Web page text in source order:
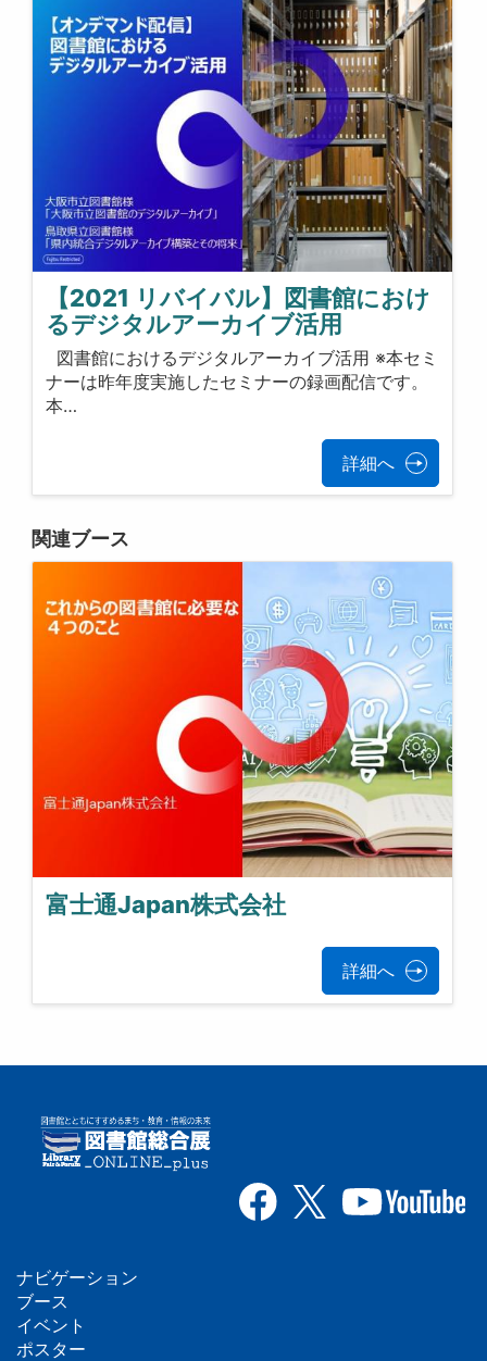
【2021 リバイバル】図書館におけ
るデジタルアーカイブ活用
図書館におけるデジタルアーカイブ活用 ※本セミ
ナーは昨年度実施したセミナーの録画配信です。
本…
詳細へ
関連ブース
富士通Japan株式会社
詳細へ
フ
ナビゲーション
ブース
イベント
ポスター